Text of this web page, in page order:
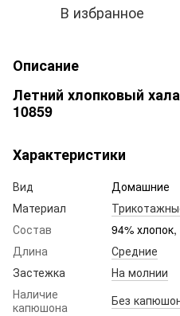
В избранное
Описание
Летний хлопковый
10859
Характеристики
Вид
Домашние
Материал
Состав
94%
Длина
Средние
Застежка
На молнии
Наличие
капюшона
Без